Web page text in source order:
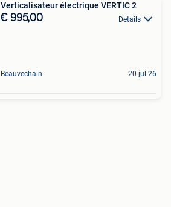
Verticalisateur électrique VERTIC 2
€ 995,00 Details
Beauvechain 20 jul 26